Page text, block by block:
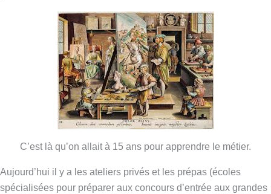
C’est là qu’on allait à 15 ans pour apprendre le métier.
Aujourd’hui il y a les ateliers privés et les prépas (écoles
spécialisées pour préparer aux concours d’entrée aux grandes